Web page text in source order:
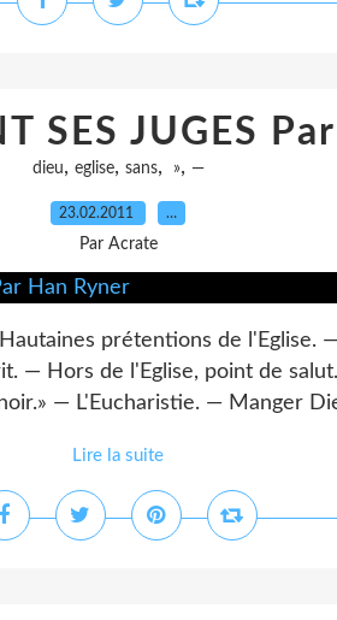
SES JUGES
dieu, eglise, sans, », —
23.02.2011 …
Par Acrate
prétentions de l'Eglise.
— Hors de l'Eglise, point de
— L'Eucharistie. — Manger
Lire la suite